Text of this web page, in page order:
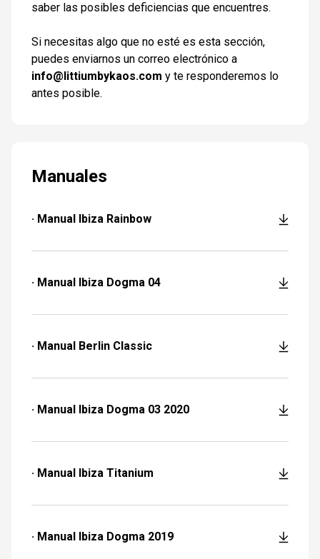
saber las posibles deficiencias que encuentres.
Si necesitas algo que no esté es esta sección,
puedes enviarnos un correo electrónico a
info@littiumbykaos.com y te responderemos lo
antes posible.
Manuales
· Manual Ibiza Rainbow
· Manual Ibiza Dogma 04
· Manual Berlin Classic
· Manual Ibiza Dogma 03 2020
· Manual Ibiza Titanium
· Manual Ibiza Dogma 2019